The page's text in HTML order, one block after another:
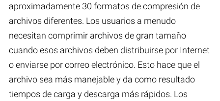
aproximadamente 30 formatos de compresión de
archivos diferentes. Los usuarios a menudo
necesitan comprimir archivos de gran tamaño
cuando esos archivos deben distribuirse por Internet
o enviarse por correo electrónico. Esto hace que el
archivo sea más manejable y da como resultado
tiempos de carga y descarga más rápidos. Los